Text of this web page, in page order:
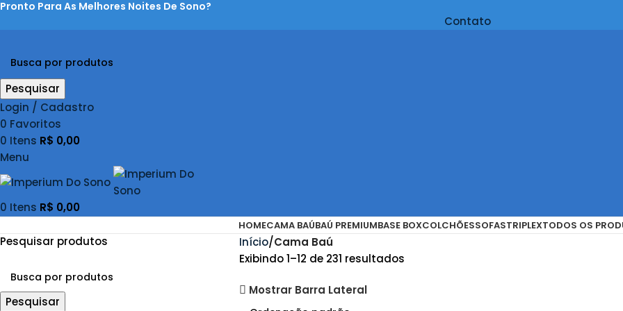
Pronto Para As Melhores Noites De Sono?
Contato
Pesquisar
Login / Cadastro
0 Favoritos
0 Itens R$ 0,00
Menu
0 Itens R$ 0,00
HOMECAMA BAÚBAÚ PREMIUMBASE BOXCOLCHÕESSOFASTRIPLEXTODOS OS
Pesquisar produtos
Pesquisar
Início Cama Baú
Exibindo 1–12 de 231 resultados
Mostrar Barra Lateral